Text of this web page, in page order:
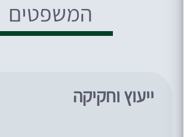
המשפטים
ייעוץ וחקיקה